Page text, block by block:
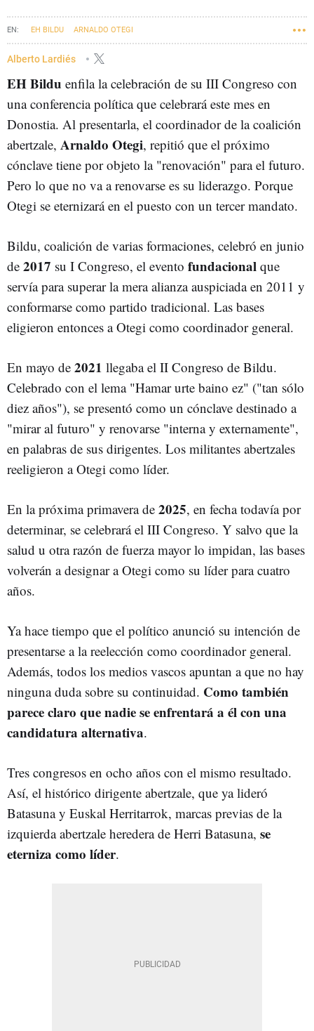
EH BILDU ARNALDO OTEGI
Alberto Lardiés
EH Bildu enfila la celebración de su III Congreso con
una conferencia política que celebrará este mes en
Donostia. Al presentarla, el coordinador de la coalición
abertzale, Arnaldo Otegi, repitió que el próximo
cónclave tiene por objeto la "renovación" para el futuro.
Pero lo que no va a renovarse es su liderazgo. Porque
Otegi se eternizará en el puesto con un tercer mandato.
Bildu, coalición de varias formaciones, celebró en junio
de 2017 su I Congreso, el evento fundacional que
servía para superar la mera alianza auspiciada en 2011 y
conformarse como partido tradicional. Las bases
eligieron entonces a Otegi como coordinador general.
En mayo de 2021 llegaba el II Congreso de Bildu.
Celebrado con el lema "Hamar urte baino ez" ("tan sólo
diez años"), se presentó como un cónclave destinado a
"mirar al futuro" y renovarse "interna y externamente",
en palabras de sus dirigentes. Los militantes abertzales
reeligieron a Otegi como líder.
En la próxima primavera de 2025, en fecha todavía por
determinar, se celebrará el III Congreso. Y salvo que la
salud u otra razón de fuerza mayor lo impidan, las bases
volverán a designar a Otegi como su líder para cuatro
años.
Ya hace tiempo que el político anunció su intención de
presentarse a la reelección como coordinador general.
Además, todos los medios vascos apuntan a que no hay
ninguna duda sobre su continuidad. Como también
parece claro que nadie se enfrentará a él con una
candidatura alternativa.
Tres congresos en ocho años con el mismo resultado.
Así, el histórico dirigente abertzale, que ya lideró
Batasuna y Euskal Herritarrok, marcas previas de la
izquierda abertzale heredera de Herri Batasuna, se
eterniza como líder.